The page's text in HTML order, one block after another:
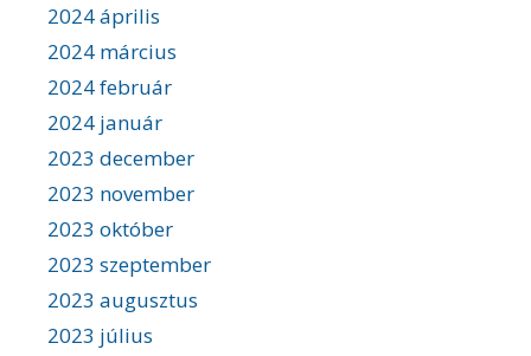
2024 április
2024 március
2024 február
2024 január
2023 december
2023 november
2023 október
2023 szeptember
2023 augusztus
2023 július